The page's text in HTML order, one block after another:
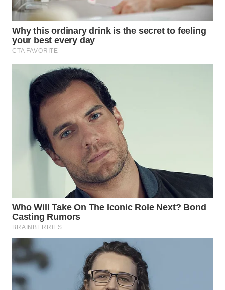
WN
TAPANULI
TENGAH
WN DELI
SERDANG
WN
TEBING
TINGGI
KARAWANG
WN
BEKASI
WN
BOGOR